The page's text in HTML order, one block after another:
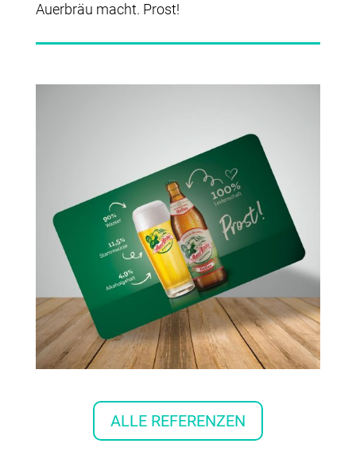
Auerbräu macht. Prost!
ALLE REFERENZEN